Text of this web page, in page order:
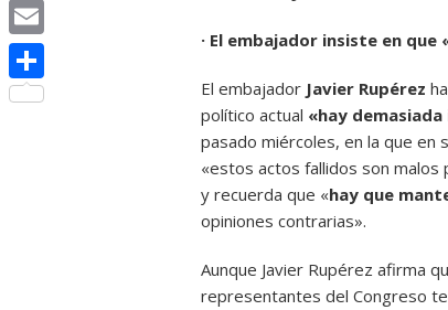
· El embajador insiste en
El embajador Javier Rupérez
político actual «hay
pasado miércoles, en la que en
«estos actos fallidos son
y recuerda que «hay que
opiniones contrarias».
Aunque Javier Rupérez afirma
representantes del Congreso
WhatsApp
Email
Compartir